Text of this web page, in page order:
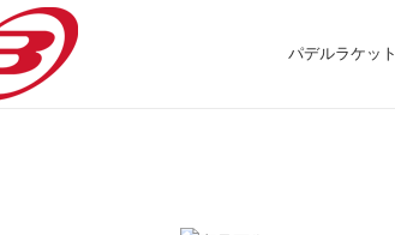
パデルラケット